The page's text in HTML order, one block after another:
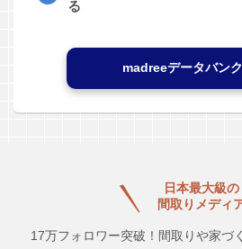
る
madreeデータバン
日本最大級の
間取りメディ
17万フォロワー突破！間取りや家づ